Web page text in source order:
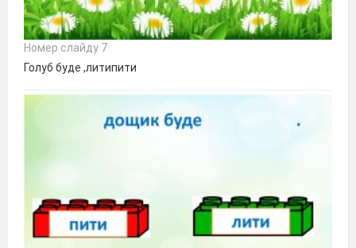
Номер слайду 7
Голуб буде ,литипити